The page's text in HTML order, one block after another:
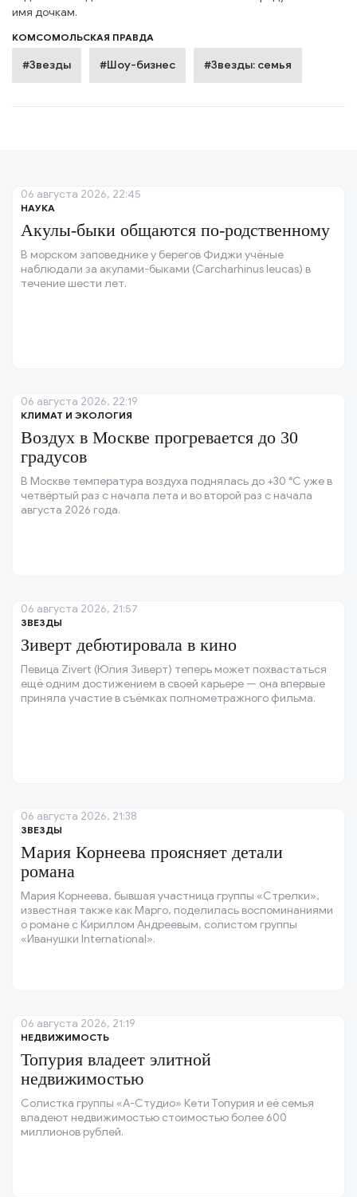
имя дочкам.
КОМСОМОЛЬСКАЯ ПРАВДА
#Звезды #Шоу-бизнес #Звезды: семья
НАУКА
Акулы-быки общаются по-родственному
В морском заповеднике у берегов Фиджи учёные
наблюдали за акулами-быками (Carcharhinus leucas) в
течение шести лет.
06 августа 2026, 22:45
КЛИМАТ И ЭКОЛОГИЯ
Воздух в Москве прогревается до 30
градусов
В Москве температура воздуха поднялась до +30 °C уже в
четвёртый раз с начала лета и во второй раз с начала
августа 2026 года.
06 августа 2026, 22:19
ЗВЕЗДЫ
Зиверт дебютировала в кино
Певица Zivert (Юлия Зиверт) теперь может похвастаться
ещё одним достижением в своей карьере — она впервые
приняла участие в съёмках полнометражного фильма.
06 августа 2026, 21:57
ЗВЕЗДЫ
Мария Корнеева проясняет детали
романа
Мария Корнеева, бывшая участница группы «Стрелки»,
известная также как Марго, поделилась воспоминаниями
о романе с Кириллом Андреевым, солистом группы
«Иванушки International».
06 августа 2026, 21:38
НЕДВИЖИМОСТЬ
Топурия владеет элитной
недвижимостью
Солистка группы «А-Студио» Кети Топурия и её семья
владеют недвижимостью стоимостью более 600
миллионов рублей.
06 августа 2026, 21:19